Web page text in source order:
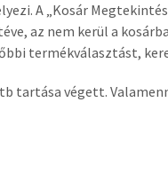
A „Kosár
az nem kerül a
termékválasztást,
tartása végett.